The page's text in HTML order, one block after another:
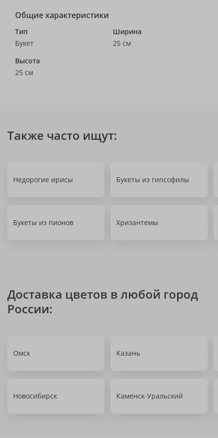
Общие характеристики
Тип
Букет
Ширина
25 см
Высота
25 см
Также часто ищут:
Недорогие ирисы Букеты из гипсофилы
Букеты из пионов Хризантемы
Доставка цветов в любой город
России:
Омск Казань
Новосибирск Каменск-Уральский